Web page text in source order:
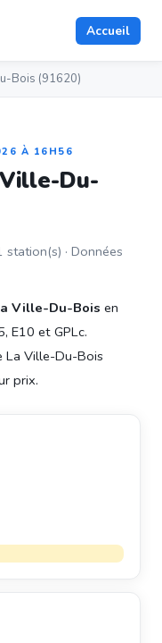
Accueil
Bois (91620)
À 16H56
Du-
station(s) · Données
Ville-Du-Bois en
E10 et GPLc.
La Ville-Du-Bois
prix.